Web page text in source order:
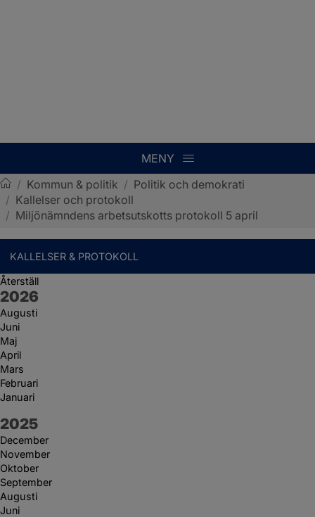
MENY
Sotenäs kommun
/ Kommun & politik / Politik och demokrati
/ Kallelser och protokoll
/ Miljönämndens arbetsutskotts protokoll 5 april
KALLELSER & PROTOKOLL
Återställ
År:
2026
Augusti
Juni
Maj
April
Mars
Februari
Januari
År:
2025
December
November
Oktober
September
Augusti
Juni